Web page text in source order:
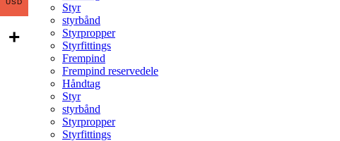
Styr
styrbånd
Styrpropper
Styrfittings
Frempind
Frempind reservedele
Håndtag
Styr
styrbånd
Styrpropper
Styrfittings
USD